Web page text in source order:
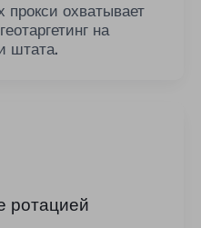
охватывает
на
штата.
ротацией